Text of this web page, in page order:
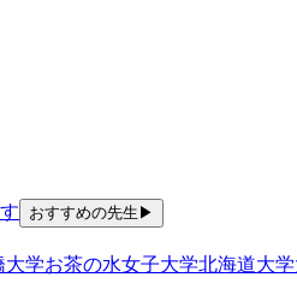
おすすめの先生 ▶
大学お茶の水女子大学北海道大学